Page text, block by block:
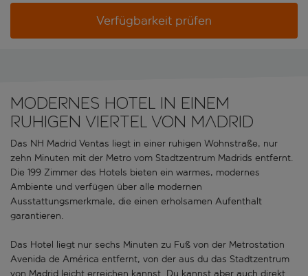
Verfügbarkeit prüfen
MODERNES HOTEL IN EINEM
RUHIGEN VIERTEL VON MADRID
Das NH Madrid Ventas liegt in einer ruhigen Wohnstraße, nur
zehn Minuten mit der Metro vom Stadtzentrum Madrids entfernt.
Die 199 Zimmer des Hotels bieten ein warmes, modernes
Ambiente und verfügen über alle modernen
Ausstattungsmerkmale, die einen erholsamen Aufenthalt
garantieren.
Das Hotel liegt nur sechs Minuten zu Fuß von der Metrostation
Avenida de América entfernt, von der aus du das Stadtzentrum